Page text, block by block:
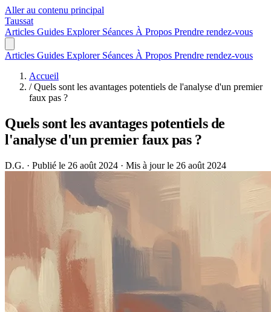
Aller au contenu principal
Taussat
Articles Guides Explorer Séances À Propos Prendre rendez-vous
Articles Guides Explorer Séances À Propos Prendre rendez-vous
Accueil
/ Quels sont les avantages potentiels de l'analyse d'un premier
faux pas ?
Quels sont les avantages potentiels de
l'analyse d'un premier faux pas ?
D.G. · Publié le 26 août 2024 · Mis à jour le 26 août 2024